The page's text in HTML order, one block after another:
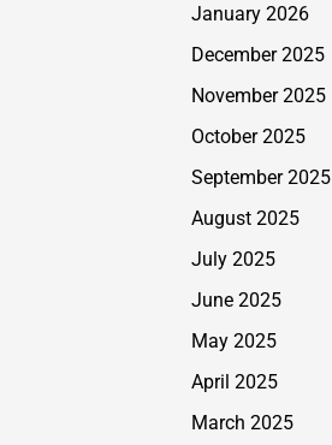
January 2026
December 2025
November 2025
October 2025
September 2025
August 2025
July 2025
June 2025
May 2025
April 2025
March 2025